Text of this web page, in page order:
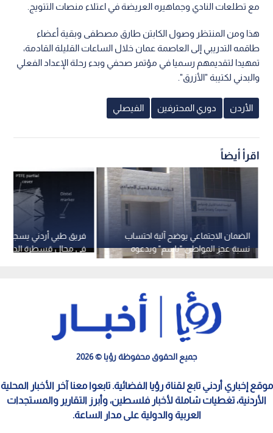
مع تطلعات النادي وجماهيره العريضة في اعتلاء منصات التتويج.
هذا ومن المنتظر وصول الكابتن طارق مصطفى وبقية أعضاء
طاقمه التدريبي إلى العاصمة عمان خلال الساعات القليلة القادمة،
تمهيدا لتقديمهم رسميا في مؤتمر صحفي وبدء رحلة الإعداد الفعلي
والبدني لكتيبة "الأزرق".
الأردن دوري المحترفين الفيصلي
اقرأ أيضاً
فريق طبي أردني يسجيل
في مجال قسطرة الدماغ
الضمان الاجتماعي يوضح آلية احتساب
نسبة عجز المواطن "باسم" ويدعوه
للمراجعة
جميع الحقوق محفوظة رؤيا © 2026
موقع إخباري أردني تابع لقناة رؤيا الفضائية. تابعوا معنا آخر الأخبار المحلية
الأردنية، تغطيات شاملة لأخبار فلسطين، وأبرز التقارير والمستجدات
العربية والدولية على مدار الساعة.